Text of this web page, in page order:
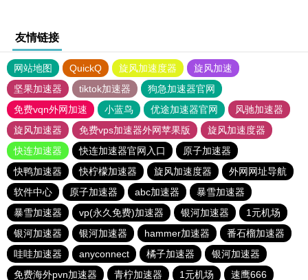
友情链接
网站地图 QuickQ 旋风加速度器
旋风加速
坚果加速器
tiktok加速器
狗急加速器官网
免费vqn外网加速
小蓝鸟 优途加速器官网
风驰加速器
旋风加速器
免费vps加速器外网苹果版
旋风加速度器
快连加速器
快连加速器官网入口
原子加速器
快鸭加速器
快柠檬加速器 旋风加速度器
外网网址导航
软件中心
原子加速器 abc加速器
暴雪加速器
暴雪加速器
vp(永久免费)加速器 银河加速器
1元机场
银河加速器
银河加速器 hammer加速器
番石榴加速器
哇哇加速器
anyconnect 橘子加速器
银河加速器
免费海外pvn加速器
青柠加速器 1元机场 速鹰666